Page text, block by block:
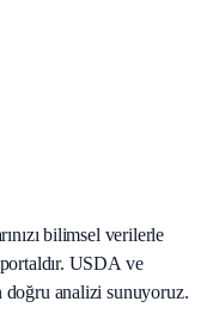
bilimsel verilerle
USDA ve
doğru analizi sunuyoruz.